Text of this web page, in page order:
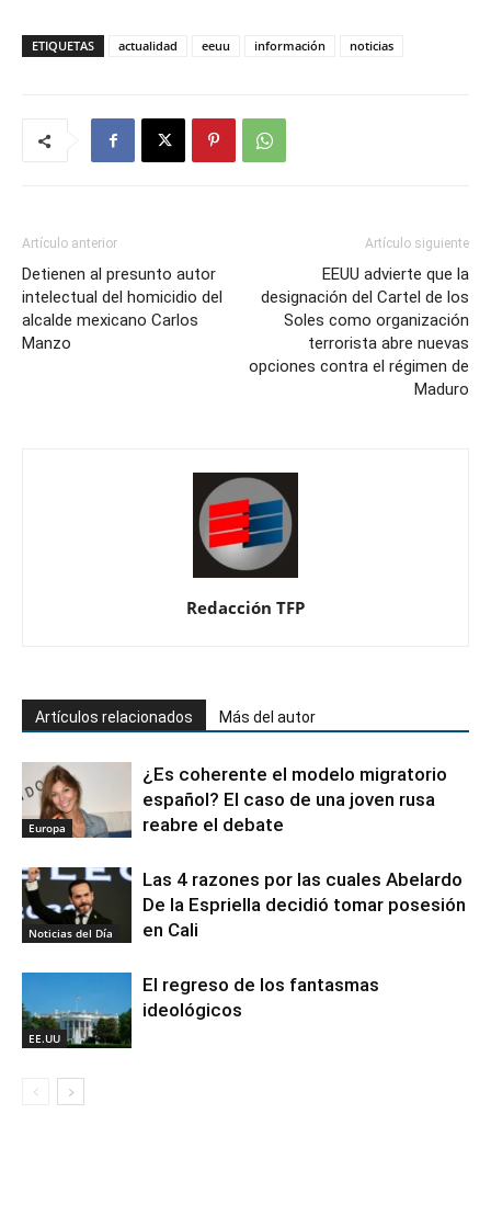
ETIQUETAS actualidad eeuu información noticias
Artículo anterior
Detienen al presunto autor
intelectual del homicidio del
alcalde mexicano Carlos
Manzo
Artículo siguiente
EEUU advierte que la
designación del Cartel de los
Soles como organización
terrorista abre nuevas
opciones contra el régimen de
Maduro
Redacción TFP
Artículos relacionados Más del autor
Europa
¿Es coherente el modelo migratorio
español? El caso de una joven rusa
reabre el debate
Noticias del Día
Las 4 razones por las cuales Abelardo
De la Espriella decidió tomar posesión
en Cali
EE.UU
El regreso de los fantasmas
ideológicos